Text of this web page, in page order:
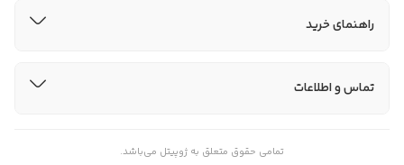
راهنمای خرید
تماس و اطلاعات
تمامی حقوق متعلق به ژوپیتل می‌باشد.